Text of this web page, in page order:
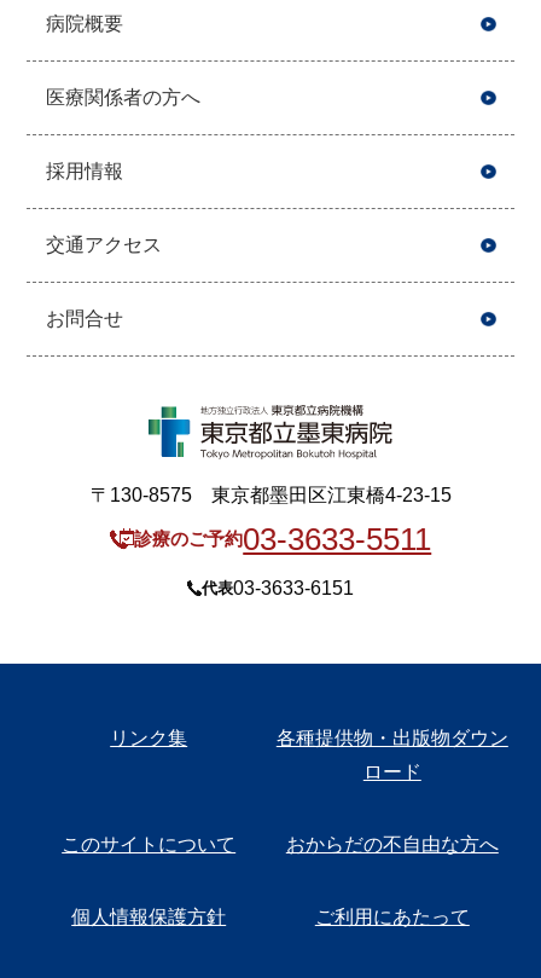
病院概要
医療関係者の方へ
採用情報
交通アクセス
お問合せ
〒130-8575 東京都墨田区江東橋4-23-15
診療のご予約03-3633-5511
代表03-3633-6151
リンク集
各種提供物・出版物ダウン
ロード
このサイトについて おからだの不自由な方へ
個人情報保護方針 ご利用にあたって